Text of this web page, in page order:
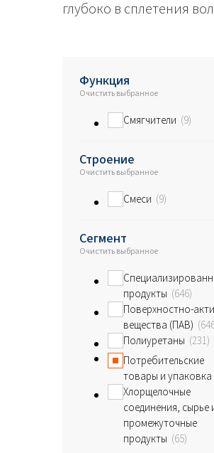
Энергетика и ресурсы
глубоко в сплетения
Функция
Очистить выбранное
Смягчители 9
Строение
Очистить выбранное
Смеси 9
Сегмент
Очистить выбранное
продукты 646
Поверхностно-
вещества (ПАВ)
Полиуретаны 231
Потребительские
товары и упаковка
Хлорщелочные
соединения, сырье
промежуточные
продукты 65